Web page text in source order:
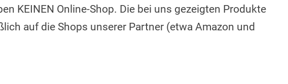
KEINEN Online-Shop. Die bei uns gezeigten Produkte
auf die Shops unserer Partner (etwa Amazon und